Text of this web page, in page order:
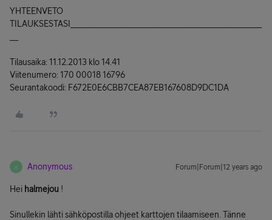
YHTEENVETO
TILAUKSESTASI_____________________________________________
Tilausaika: 11.12.2013 klo 14.41
Viitenumero: 170 00018 16796
Seurantakoodi: F672E0E6CBB7CEA87EB167608D9DC1DA
A Anonymous Forum|Forum|12 years ago
Hei halmejou !
Sinullekin lähti sähköpostilla ohjeet karttojen tilaamiseen. Tänne